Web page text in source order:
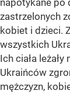
napotykane po
zastrzelonych
kobiet i dzieci.
wszystkich
Ich ciała
Ukraińców
mężczyzn,